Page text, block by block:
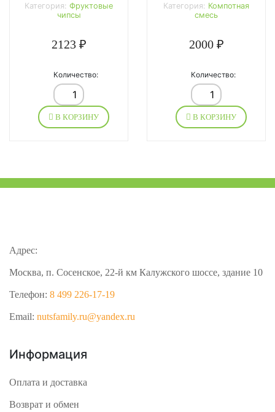
Категория: Фруктовые
чипсы
2123 ₽
Количество:
В КОРЗИНУ
Категория: Компотная
смесь
2000 ₽
Количество:
В КОРЗИНУ
Адрес:
Москва, п. Сосенское, 22-й км Калужского шоссе, здание 10
Телефон: 8 499 226-17-19
Email: nutsfamily.ru@yandex.ru
Информация
Оплата и доставка
Возврат и обмен